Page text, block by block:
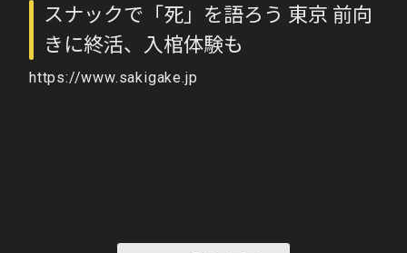
スナックで「死」を語ろう 東京 前向
きに終活、入棺体験も
https://www.sakigake.jp